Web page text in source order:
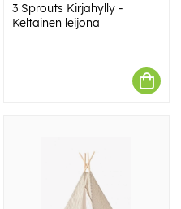
3 Sprouts Kirjahylly -
Keltainen leijona